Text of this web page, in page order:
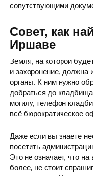
сопутствующими
Совет, как
Иршаве
Земля, на которой
и захоронение, должна
органы. К ним нужно
добраться до
могилу, телефон
всё бюрократическое
Даже если вы знаете
посетить
Это не означает, что
более, не стоит